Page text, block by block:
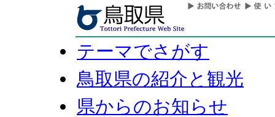
テーマでさがす
鳥取県の紹介と観光
県からのお知らせ